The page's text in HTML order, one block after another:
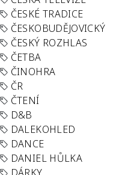
ČESKÉ TRADICE
ČESKOBUDĚJOVICKÝ
ČESKÝ ROZHLAS
ČETBA
ČINOHRA
ČR
ČTENÍ
D&B
DALEKOHLED
DANCE
DANIEL HŮLKA